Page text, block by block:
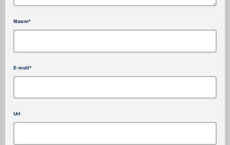
Naam*
E-mail*
Url